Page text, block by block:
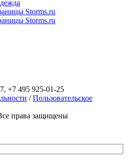
+7 495 925-01-25
/Пользовательское
права защищены